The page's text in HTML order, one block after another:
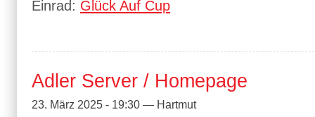
Einrad: Glück Auf Cup
Adler Server / Homepage
23. März 2025 - 19:30 — Hartmut